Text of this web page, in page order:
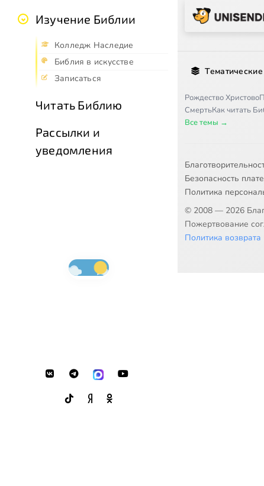
Изучение Библии
Колледж Наследие
Библия в искусстве
Записаться
Читать Библию
Рассылки и
уведомления
Рождество Христово
СмертьКак читать
Все темы →
Безопасность
Политика
© 2008 — 2026
Пожертвование
Политика возврата